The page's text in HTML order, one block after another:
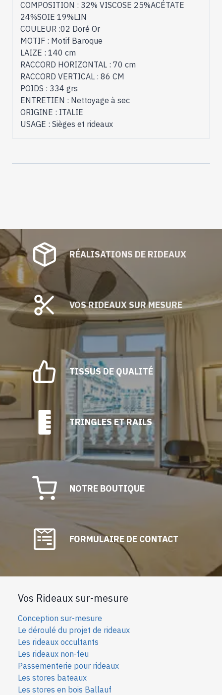
COMPOSITION : 32% VISCOSE 25%ACÉTATE
24%SOIE 19%LIN
COULEUR :02 Doré Or
MOTIF : Motif Baroque
LAIZE : 140 cm
RACCORD HORIZONTAL : 70 cm
RACCORD VERTICAL : 86 CM
POIDS : 334 grs
ENTRETIEN : Nettoyage à sec
ORIGINE : ITALIE
USAGE : Sièges et rideaux
RÉALISATIONS DE RIDEAUX
VOS RIDEAUX SUR MESURE
TISSUS DE QUALITÉ
TRINGLES ET RAILS
NOTRE BOUTIQUE
FORMULAIRE DE CONTACT
Vos Rideaux sur-mesure
Conception sur-mesure
Le déroulé du projet de rideaux
Les rideaux occultants
Les rideaux non-feu
Passementerie pour rideaux
Les stores bateaux
Les stores en bois Ballauf